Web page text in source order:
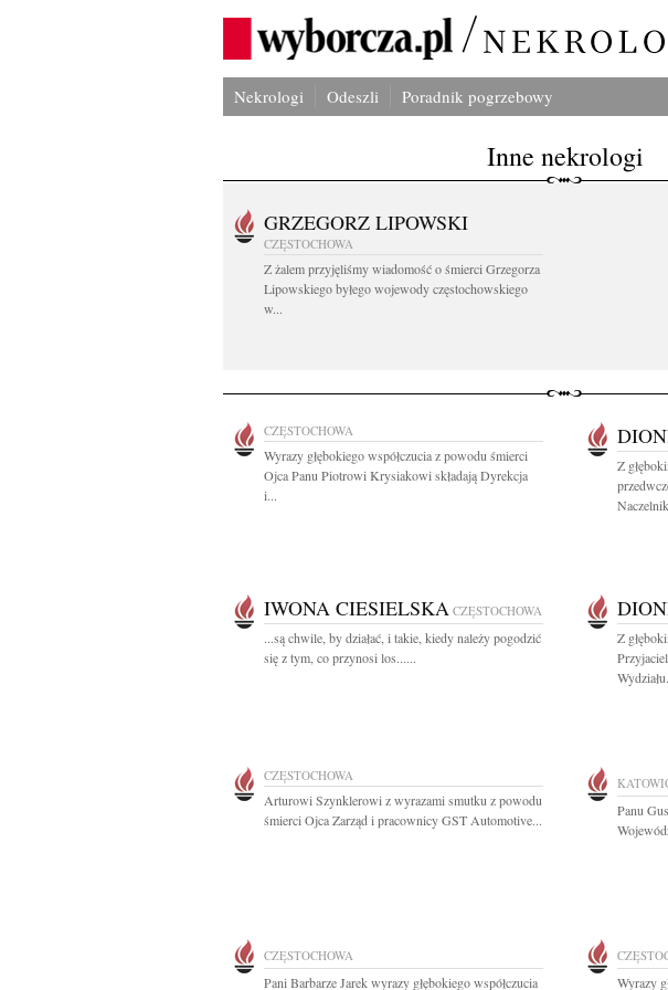
Nekrologi Odeszli Poradnik pogrzebowy
Inne nekrologi
GRZEGORZ LIPOWSKI
CZĘSTOCHOWA
Z żalem przyjęliśmy wiadomość o śmierci Grzegorza
Lipowskiego byłego wojewody częstochowskiego
w...
CZĘSTOCHOWA
Wyrazy głębokiego współczucia z powodu śmierci
Ojca Panu Piotrowi Krysiakowi składają Dyrekcja
i...
Z
IWONA CIESIELSKA CZĘSTOCHOWA
...są chwile, by działać, i takie, kiedy należy pogodzić
się z tym, co przynosi los......
Z
CZĘSTOCHOWA
Arturowi Szynklerowi z wyrazami smutku z powodu
śmierci Ojca Zarząd i pracownicy GST Automotive...
Panu
CZĘSTOCHOWA
Pani Barbarze Jarek wyrazy głębokiego współczucia Wyrazy